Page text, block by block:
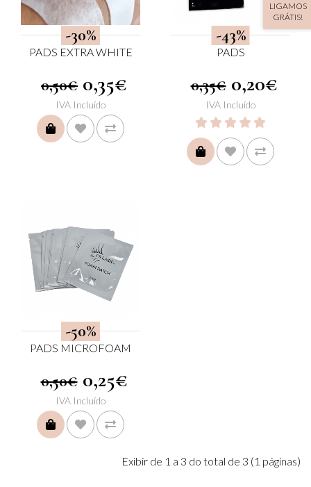
-30%
PADS EXTRA WHITE
0,50€ 0,35€
IVA Incluído
COMPRAR
-43%
PADS
0,35€ 0,20€
IVA Incluído
COMPRAR
-50%
PADS MICROFOAM
0,50€ 0,25€
IVA Incluído
COMPRAR
Exibir de 1 a 3 do total de 3 (1 páginas)
LIGAMOS
GRÁTIS!